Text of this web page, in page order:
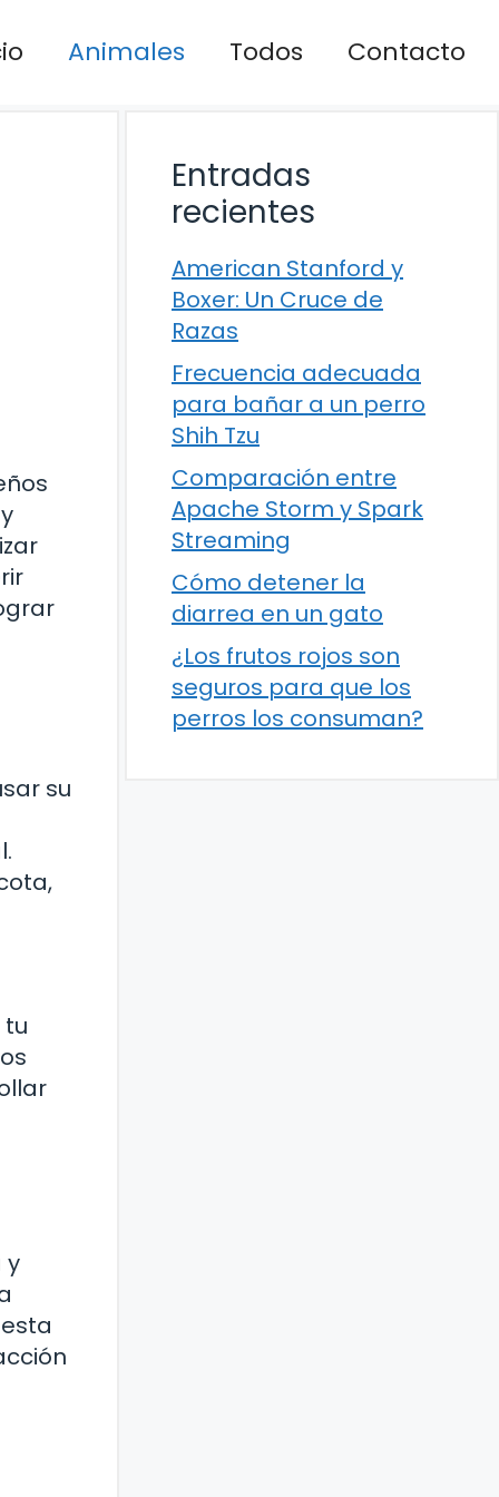
Animales Todos Contacto
su
y
Entradas
recientes
American Stanford y
Boxer: Un Cruce de
Razas
Frecuencia adecuada
para bañar a un perro
Shih Tzu
Comparación entre
Apache Storm y Spark
Streaming
Cómo detener la
diarrea en un gato
¿Los frutos rojos son
seguros para que los
perros los consuman?